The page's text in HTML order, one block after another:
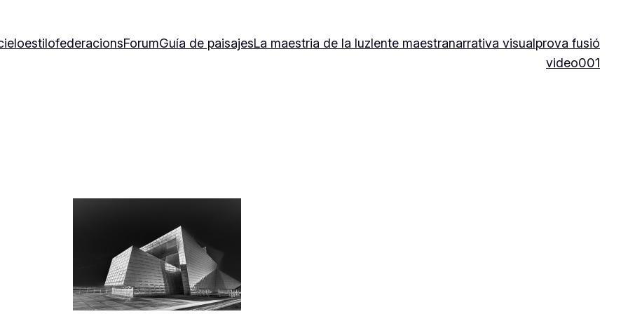
estilofederacionsForumGuía de paisajesLa maestria de la luzlente maestranarrativa visualprova fusió
video001